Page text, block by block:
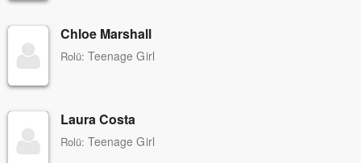
Chloe Marshall
Rolü: Teenage Girl
Laura Costa
Rolü: Teenage Girl